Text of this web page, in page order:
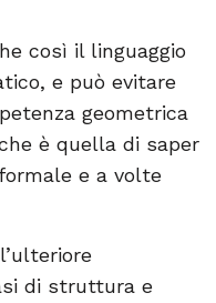
così il linguaggio
e può evitare
geometrica
è quella di saper
e a volte
di struttura e